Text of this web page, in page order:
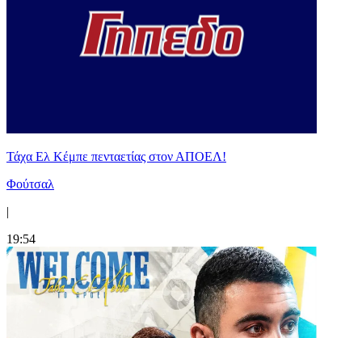
Τάχα Ελ Κέμπε πενταετίας στον ΑΠΟΕΛ!
Φούτσαλ
|
19:54